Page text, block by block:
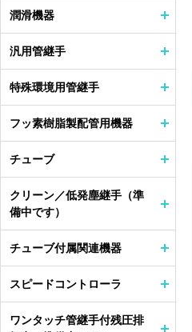
潤滑機器
汎用管継手
特殊環境用管継手
フッ素樹脂製配管用機器
チューブ
クリーン／低発塵継手（準
備中です）
チューブ付属関連機器
スピードコントローラ
ワンタッチ管継手付残圧排